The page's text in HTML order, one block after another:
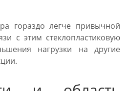
гораздо легче привычной
с этим стеклопластиковую
нагрузки на другие